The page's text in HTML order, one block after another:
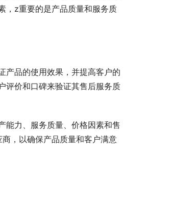
，z重要的是产品质量和服务质
产品的使用效果，并提高客户的
评价和口碑来验证其售后服务质
能力、服务质量、价格因素和售
，以确保产品质量和客户满意